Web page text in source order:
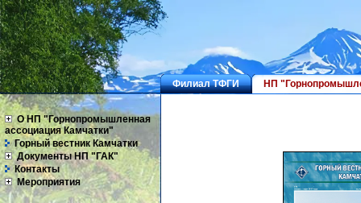
Филиал ТФГИ НП
О НП "Горнопромышленная
ассоциация Камчатки"
Горный вестник Камчатки
Документы НП "ГАК"
Контакты
Мероприятия